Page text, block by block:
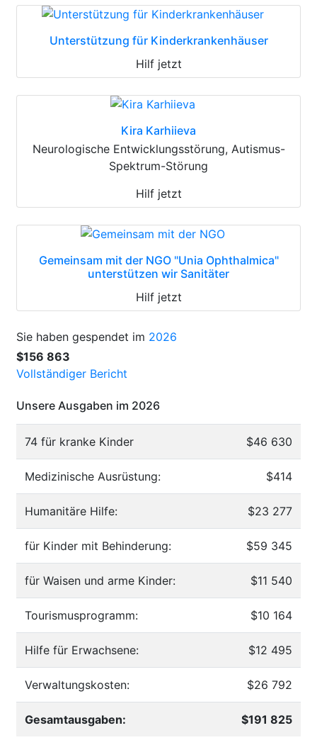
Unterstützung für Kinderkrankenhäuser
Hilf jetzt
Kira Karhiieva
Neurologische Entwicklungsstörung, Autismus-
Spektrum-Störung
Hilf jetzt
Gemeinsam mit der NGO "Unia Ophthalmica"
unterstützen wir Sanitäter
Hilf jetzt
Sie haben gespendet im 2026
$156 863
Vollständiger Bericht
Unsere Ausgaben im 2026
74 für kranke Kinder $46 630
Medizinische Ausrüstung: $414
Humanitäre Hilfe: $23 277
für Kinder mit Behinderung: $59 345
für Waisen und arme Kinder: $11 540
Tourismusprogramm: $10 164
Hilfe für Erwachsene: $12 495
Verwaltungskosten: $26 792
Gesamtausgaben: $191 825